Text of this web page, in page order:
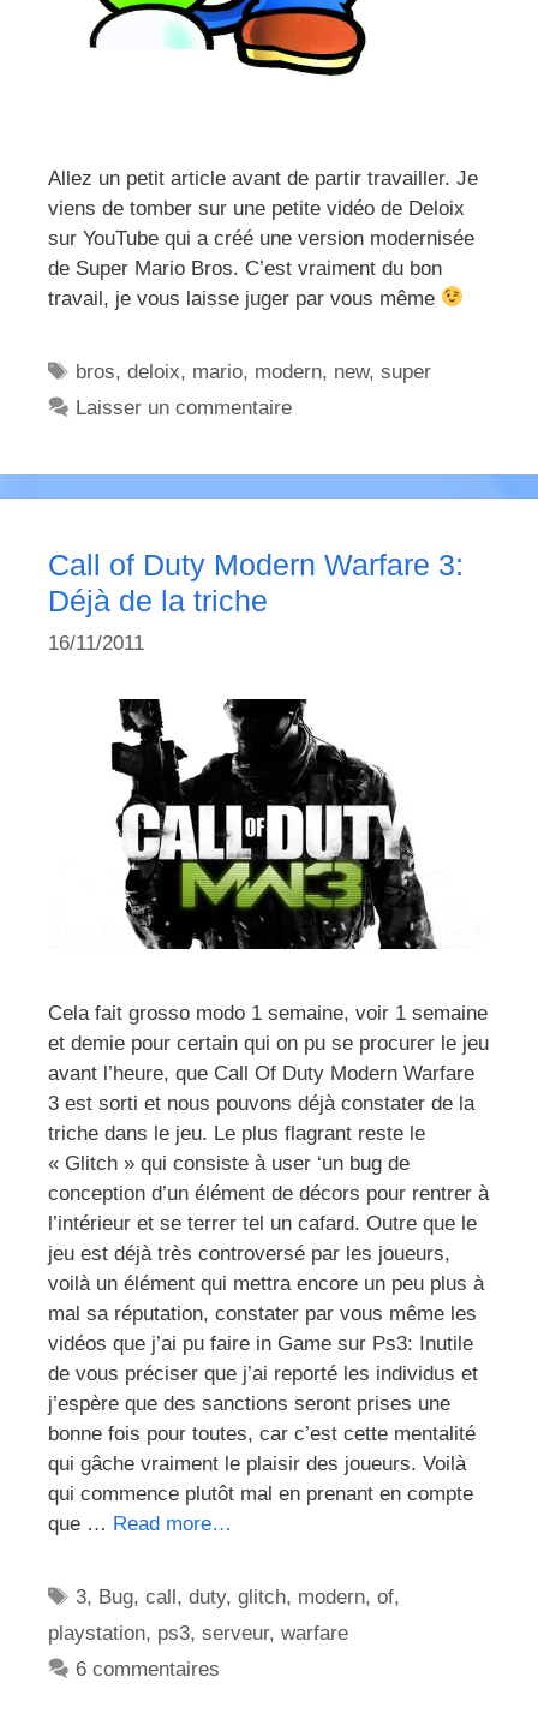
Allez un petit article avant de partir travailler. Je
viens de tomber sur une petite vidéo de Deloix
sur YouTube qui a créé une version modernisée
de Super Mario Bros. C’est vraiment du bon
travail, je vous laisse juger par vous même
Étiquettes
bros,deloix, mario, modern, new,super
Laisser un commentaire
Call of Duty Modern Warfare 3:
Déjà de la triche
16/11/2011
Cela fait grosso modo 1 semaine, voir 1 semaine
et demie pour certain qui on pu se procurer le jeu
avant l’heure, que Call Of Duty Modern Warfare
3 est sorti et nous pouvons déjà constater de la
triche dans le jeu. Le plus flagrant reste le
« Glitch » qui consiste à user ‘un bug de
conception d’un élément de décors pour rentrer à
l’intérieur et se terrer tel un cafard. Outre que le
jeu est déjà très controversé par les joueurs,
voilà un élément qui mettra encore un peu plus à
mal sa réputation, constater par vous même les
vidéos que j’ai pu faire in Game sur Ps3: Inutile
de vous préciser que j’ai reporté les individus et
j’espère que des sanctions seront prises une
bonne fois pour toutes, car c’est cette mentalité
qui gâche vraiment le plaisir des joueurs. Voilà
qui commence plutôt mal en prenant en compte
que … Read more…
Étiquettes
3, Bug,call,duty,glitch, modern,of,
playstation, ps3, serveur, warfare
6 commentaires